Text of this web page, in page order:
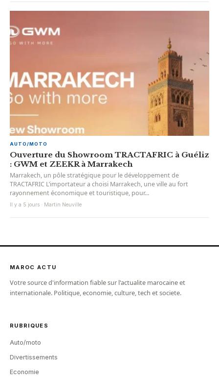
AUTO/MOTO
Ouverture du Showroom TRACTAFRIC à Guéliz
: GWM et ZEEKR à Marrakech
Marrakech, un pôle stratégique pour le développement de
TRACTAFRIC L’importateur a choisi Marrakech, une ville au fort
rayonnement économique et touristique, pour...
Il y a 5 jours · Martin Neuville
MAROC ACTU
Votre source d'information fiable sur l'actualite marocaine et
internationale. Politique, economie, culture, tech et societe.
RUBRIQUES
Auto/moto
Divertissements
Economie